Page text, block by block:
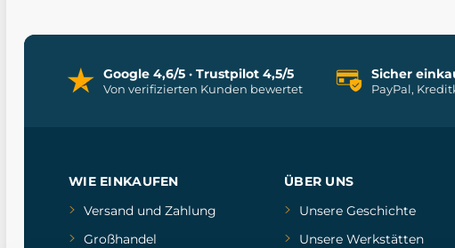
Google 4,6/5 · Trustpilot 4,5/5
Von verifizierten Kunden bewertet
Sicher
PayPal,
WIE EINKAUFEN
Versand und Zahlung
Großhandel
ÜBER UNS
Unsere Geschichte
Unsere Werkstätten